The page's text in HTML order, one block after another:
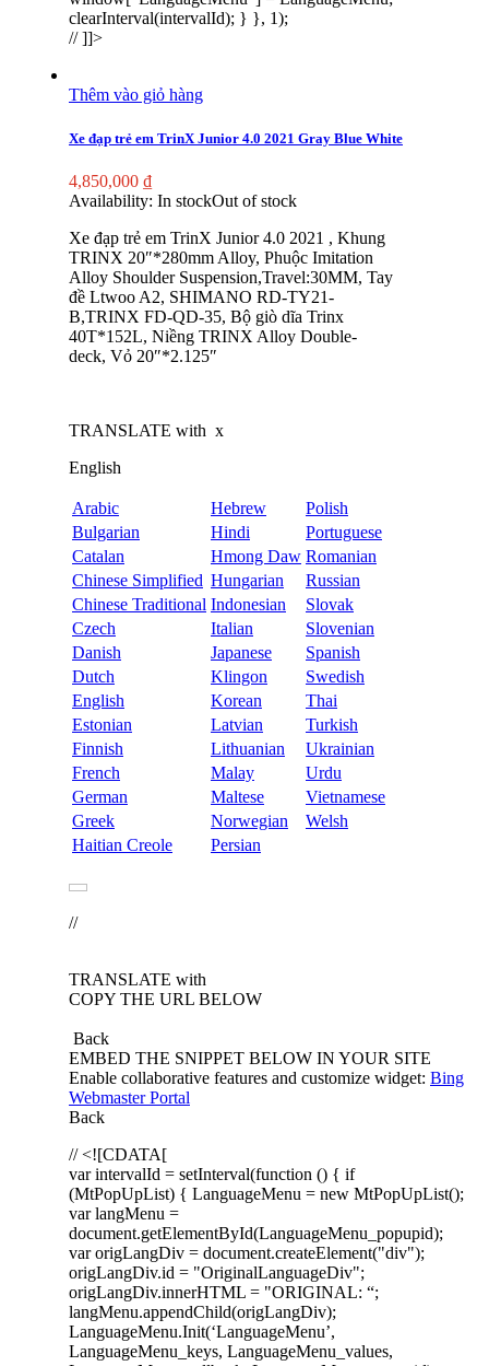
clearInterval(intervalId); } }, 1);
// ]]>
Thêm vào giỏ hàng
Xe đạp trẻ em TrinX Junior 4.0 2021 Gray Blue White
4,850,000 ₫
Availability: In stockOut of stock
Xe đạp trẻ em TrinX Junior 4.0 2021 , Khung
TRINX 20″*280mm Alloy, Phuộc Imitation
Alloy Shoulder Suspension,Travel:30MM, Tay
đề Ltwoo A2, SHIMANO RD-TY21-
B,TRINX FD-QD-35, Bộ giò dĩa Trinx
40T*152L, Niềng TRINX Alloy Double-
deck, Vỏ 20″*2.125″
TRANSLATE with x
English
Arabic Hebrew
Polish
Bulgarian
Hindi
Portuguese
Catalan
Hmong Daw Romanian
Chinese Simplified Hungarian
Russian
Chinese Traditional Indonesian
Slovak
Czech
Italian
Slovenian
Danish
Japanese
Spanish
Dutch
Klingon
Swedish
English
Korean
Thai
Estonian
Latvian
Turkish
Finnish
Lithuanian
Ukrainian
French
Malay
Urdu
German
Maltese
Vietnamese
Greek
Norwegian
Welsh
Haitian Creole
Persian
//
TRANSLATE with
COPY THE URL BELOW
Back
EMBED THE SNIPPET BELOW IN YOUR SITE
Enable collaborative features and customize widget: Bing
Webmaster Portal
Back
// <![CDATA[
var intervalId = setInterval(function () { if
(MtPopUpList) { LanguageMenu = new MtPopUpList();
var langMenu =
document.getElementById(LanguageMenu_popupid);
var origLangDiv = document.createElement("div");
origLangDiv.id = "OriginalLanguageDiv";
origLangDiv.innerHTML = "ORIGINAL: “;
langMenu.appendChild(origLangDiv);
LanguageMenu.Init(‘LanguageMenu’,
LanguageMenu_keys, LanguageMenu_values,